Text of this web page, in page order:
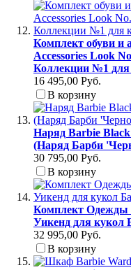
Комплект обуви и
Accessories Look
Коллекции №1 для
16 495,00 Руб.
В корзину
Наряд Barbie
(Наряд Барби
30 795,00 Руб.
В корзину
Комплект Одежды
Уикенд для кукол
32 995,00 Руб.
В корзину